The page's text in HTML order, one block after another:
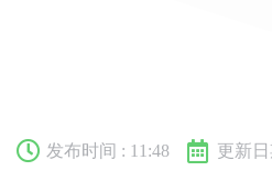
发布时间 : 11:48
更新日